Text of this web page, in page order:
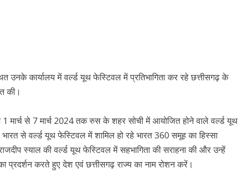
उनके कार्यालय में वर्ल्ड यूथ फेस्टिवल में प्रतिभागिता कर रहे छत्तीसगढ़ के
की।
1 मार्च से 7 मार्च 2024 तक रुस के शहर सोची में आयोजित होने वाले वर्ल्ड यूथ
से वर्ल्ड यूथ फेस्टिवल में शामिल हो रहे भारत 360 समूह का हिस्सा
स्याल की वर्ल्ड यूथ फेस्टिवल में सहभागिता की सराहना की और उन्हें
प्रदर्शन करते हुए देश एवं छत्तीसगढ़ राज्य का नाम रोशन करें।